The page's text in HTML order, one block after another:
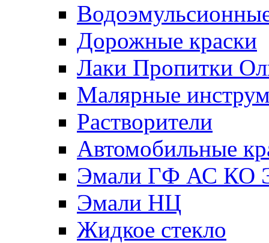
Дорожные краски
Лаки Пропитки
Малярные
Растворители
Автомобильные
Эмали ГФ АС КО
Эмали НЦ
Жидкое стекло